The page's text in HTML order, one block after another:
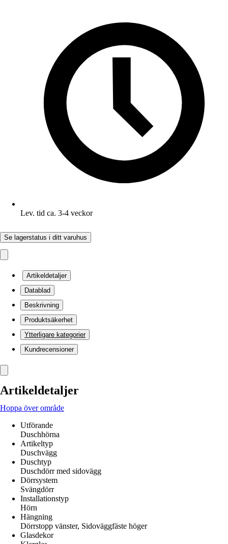
Lev. tid ca. 3-4 veckor
Se lagerstatus i ditt varuhus
Artikeldetaljer
Datablad
Beskrivning
Produktsäkerhet
Ytterligare kategorier
Kundrecensioner
Artikeldetaljer
Hoppa över område
Utförande
Duschhörna
Artikeltyp
Duschvägg
Duschtyp
Duschdörr med sidovägg
Dörrsystem
Svängdörr
Installationstyp
Hörn
Hängning
Dörrstopp vänster, Sidoväggfäste höger
Glasdekor